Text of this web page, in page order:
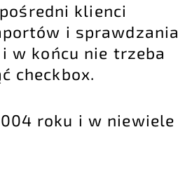
klienci
i sprawdzania
w końcu nie trzeba
checkbox.
roku i w niewiele